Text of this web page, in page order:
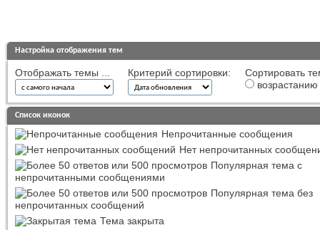
Настройка отображения тем
Отображать темы ... Критерий сортировки:
Сортировать
возрастанию
Список иконок
Непрочитанные сообщения
Нет непрочитанных
Популярная тема с
непрочитанными сообщениями
Популярная тема без
непрочитанных сообщений
Тема закрыта